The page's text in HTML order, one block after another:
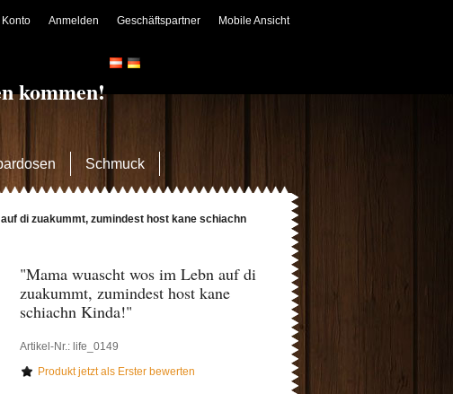
Konto Anmelden Geschäftspartner Mobile Ansicht
kommen!
Schmuck
di zuakummt, zumindest host kane schiachn
"Mama wuascht wos im Lebn auf di
zuakummt, zumindest host kane
schiachn Kinda!"
Artikel-Nr.: life_0149
Produkt jetzt als Erster bewerten